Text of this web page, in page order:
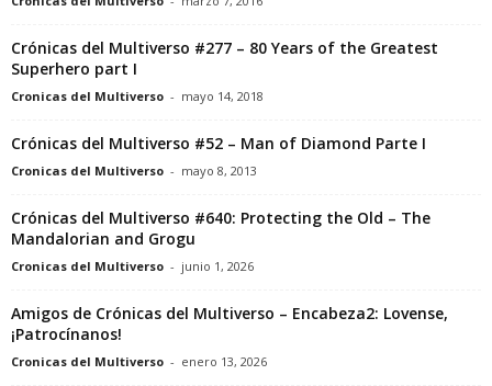
Crónicas del Multiverso #277 – 80 Years of the Greatest
Superhero part I
Cronicas del Multiverso - mayo 14, 2018
Crónicas del Multiverso #52 – Man of Diamond Parte I
Cronicas del Multiverso - mayo 8, 2013
Crónicas del Multiverso #640: Protecting the Old – The
Mandalorian and Grogu
Cronicas del Multiverso - junio 1, 2026
Amigos de Crónicas del Multiverso – Encabeza2: Lovense,
¡Patrocínanos!
Cronicas del Multiverso - enero 13, 2026